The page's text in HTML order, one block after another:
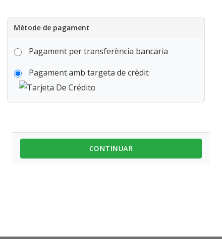
Mètode de pagament
Pagament per transferència bancaria
Pagament amb targeta de crèdit
CONTINUAR